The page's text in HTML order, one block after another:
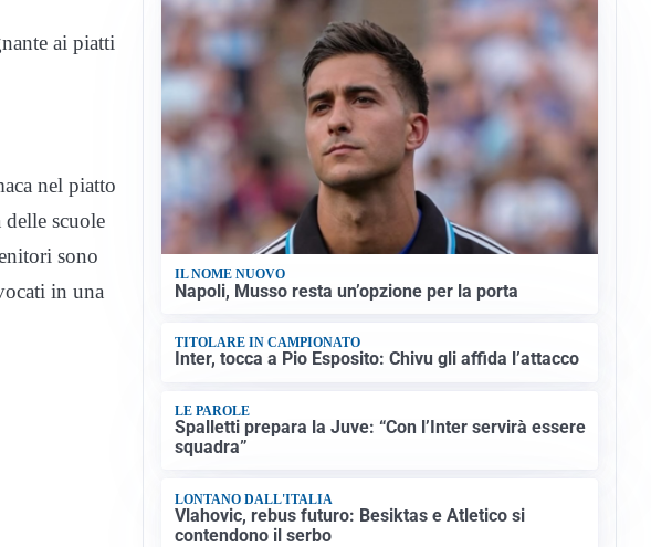
ai piatti
nel piatto
scuole
sono
in una
IL NOME NUOVO
Napoli, Musso resta un’opzione per la porta
TITOLARE IN CAMPIONATO
Inter, tocca a Pio Esposito: Chivu gli affida l’attacco
LE PAROLE
Spalletti prepara la Juve: “Con l’Inter servirà essere
squadra”
LONTANO DALL'ITALIA
Vlahovic, rebus futuro: Besiktas e Atletico si
contendono il serbo